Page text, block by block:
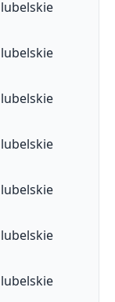
lubelskie
lubelskie
lubelskie
lubelskie
lubelskie
lubelskie
lubelskie